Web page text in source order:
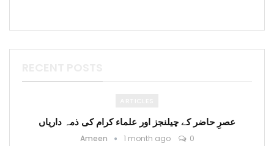
عصرِ حاضر کے چیلنجز اور علماء کرام کی ذمہ داریاں
Ameen 1 month ago 0